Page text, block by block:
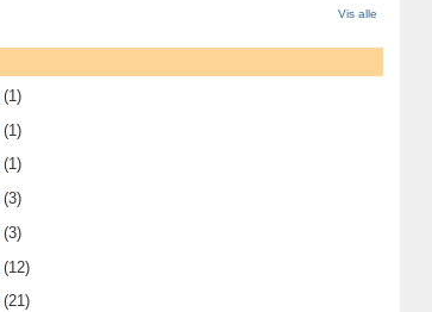
Vis alle
(1)
(1)
(1)
(3)
(3)
(12)
(21)